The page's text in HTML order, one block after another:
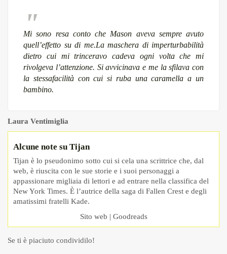
Mi sono resa conto che Mason aveva sempre avuto
quell’effetto su di me.La maschera di imperturbabilità
dietro cui mi trinceravo cadeva ogni volta che mi
rivolgeva l’attenzione. Si avvicinava e me la sfilava con
la stessafacilità con cui si ruba una caramella a un
bambino.
Laura Ventimiglia
Alcune note su Tijan
Tijan è lo pseudonimo sotto cui si cela una scrittrice che, dal
web, è riuscita con le sue storie e i suoi personaggi a
appassionare migliaia di lettori e ad entrare nella classifica del
New York Times. È l’autrice della saga di Fallen Crest e degli
amatissimi fratelli Kade.
Sito web | Goodreads
Se ti è piaciuto condividilo!